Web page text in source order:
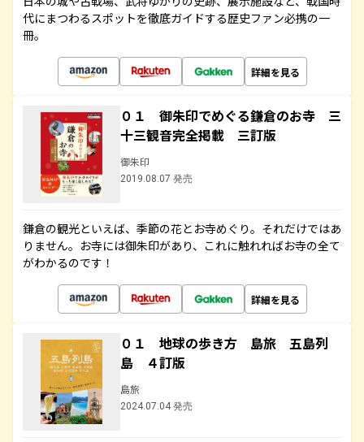
代にまつわるスポットを徹底ガイドする歴史ファン必携の一
冊。
詳細を見る
０１ 御朱印でめぐる鎌倉のお寺 三
十三観音完全掲載 三訂版
御朱印
2019.08.07 発売
鎌倉の観光といえば、季節の花とお寺めぐり。それだけではあ
りません。お寺には御朱印があり、これに触れればお寺の全て
がわかるのです！
詳細を見る
０１ 地球の歩き方 島旅 五島列
島 ４訂版
島旅
2024.07.04 発売